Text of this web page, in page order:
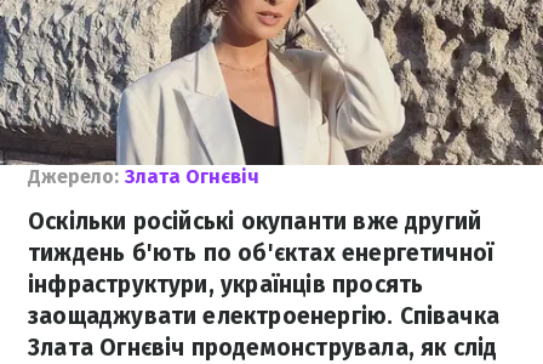
Джерело: Злата Огнєвіч
Оскільки російські окупанти вже другий
тиждень б'ють по об'єктах енергетичної
інфраструктури, українців просять
заощаджувати електроенергію. Співачка
Злата Огнєвіч продемонструвала, як слід